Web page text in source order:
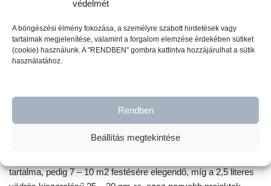
védelmét
A böngészési élmény fokozása, a személyre szabott hirdetések vagy
tartalmak megjelenítése, valamint a forgalom elemzése érdekében sütiket
(cookie) használunk. A "RENDBEN" gombra kattintva hozzájárulhat a sütik
használatához.
Rendben
Beállítás megtekintése
Milyen kiszerelésben kapható a Vintage
Paint krétafesték?
A Vintage Paint krétafesték 100 ml-es és 700 ml-es
kiszerelésben áll rendelkezésedre. 20 legkelendőbb színünkből
tartalma, pedig 7 – 10 m2 festésére elegendő, míg a 2,5 literes